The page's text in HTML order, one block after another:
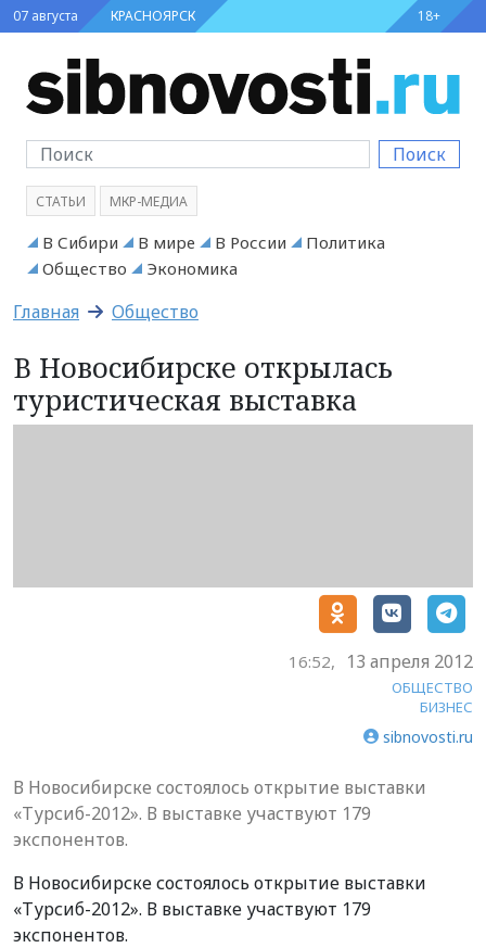
07 августа КРАСНОЯРСК 18+
Поиск
СТАТЬИ МКР-МЕДИА
В Сибири В мире В России
Политика
Общество
Экономика
Главная Общество
В Новосибирске открылась
туристическая выставка
16:52, 13 апреля 2012
ОБЩЕСТВО
БИЗНЕС
sibnovosti.ru
В Новосибирске состоялось открытие выставки
«Турсиб-2012». В выставке участвуют 179
экспонентов.
В Новосибирске состоялось открытие выставки
«Турсиб-2012». В выставке участвуют 179
экспонентов.